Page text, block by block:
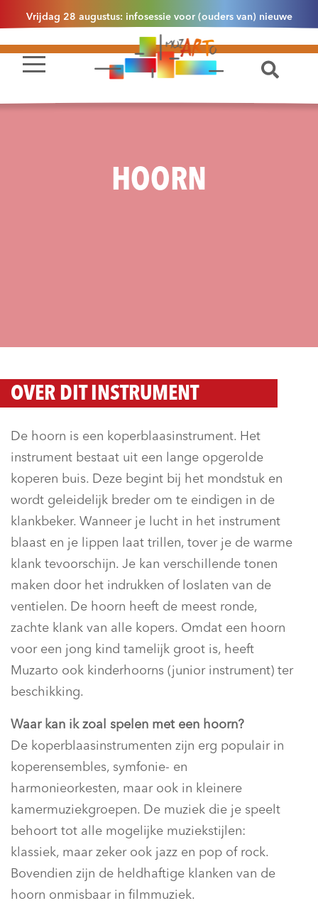
Vrijdag 28 augustus: infosessie voor (ouders van) nieuwe
leerlingen 2.1 om 13u30 in Essen
HOORN
OVER DIT INSTRUMENT
De hoorn is een koperblaasinstrument. Het
instrument bestaat uit een lange opgerolde
koperen buis. Deze begint bij het mondstuk en
wordt geleidelijk breder om te eindigen in de
klankbeker. Wanneer je lucht in het instrument
blaast en je lippen laat trillen, tover je de warme
klank tevoorschijn. Je kan verschillende tonen
maken door het indrukken of loslaten van de
ventielen. De hoorn heeft de meest ronde,
zachte klank van alle kopers. Omdat een hoorn
voor een jong kind tamelijk groot is, heeft
Muzarto ook kinderhoorns (junior instrument) ter
beschikking.
Waar kan ik zoal spelen met een hoorn?
De koperblaasinstrumenten zijn erg populair in
koperensembles, symfonie- en
harmonieorkesten, maar ook in kleinere
kamermuziekgroepen. De muziek die je speelt
behoort tot alle mogelijke muziekstijlen:
klassiek, maar zeker ook jazz en pop of rock.
Bovendien zijn de heldhaftige klanken van de
hoorn onmisbaar in filmmuziek.